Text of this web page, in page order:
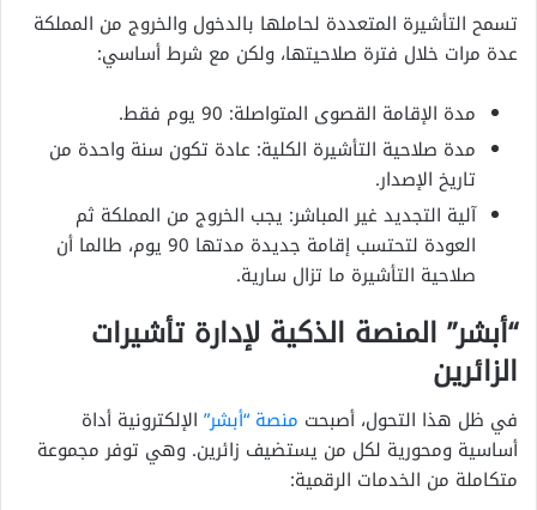
تسمح التأشيرة المتعددة لحاملها بالدخول والخروج من المملكة
عدة مرات خلال فترة صلاحيتها، ولكن مع شرط أساسي:
مدة الإقامة القصوى المتواصلة: 90 يوم فقط.
مدة صلاحية التأشيرة الكلية: عادة تكون سنة واحدة من
تاريخ الإصدار.
آلية التجديد غير المباشر: يجب الخروج من المملكة ثم
العودة لتحتسب إقامة جديدة مدتها 90 يوم، طالما أن
صلاحية التأشيرة ما تزال سارية.
“أبشر” المنصة الذكية لإدارة تأشيرات
الزائرين
في ظل هذا التحول، أصبحت منصة “أبشر” الإلكترونية أداة
أساسية ومحورية لكل من يستضيف زائرين. وهي توفر مجموعة
متكاملة من الخدمات الرقمية: